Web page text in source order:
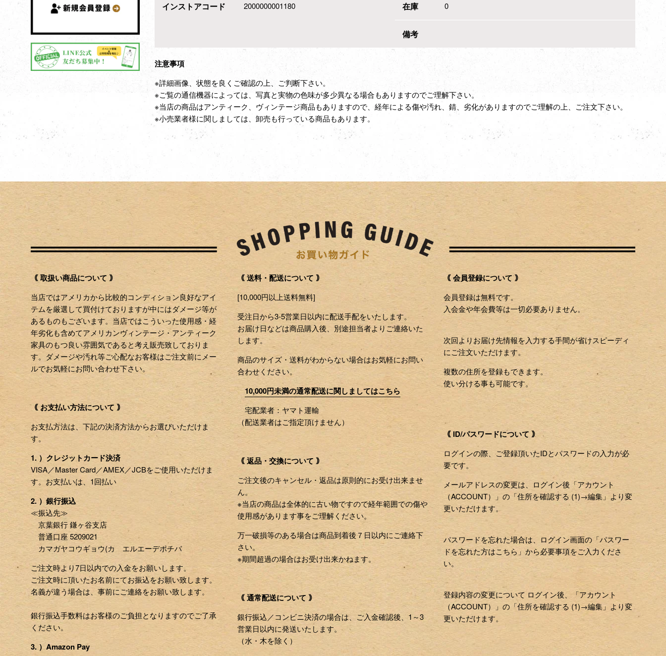
インストアコード 2000000001180 在庫 0
備考
注意事項
※詳細画像、状態を良くご確認の上、ご判断下さい。
※ご覧の通信機器によっては、写真と実物の色味が多少異なる場合もありますのでご理解下さい。
※当店の商品はアンティーク、ヴィンテージ商品もありますので、経年による傷や汚れ、錆、劣化がありますのでご理解の上、ご注文下さい。
※小売業者様に関しましては、卸売も行っている商品もあります。
｟ 取扱い商品について ｠
当店ではアメリカから比較的コンディション良好なアイ
テムを厳選して買付けておりますが中にはダメージ等が
あるものもございます。当店ではこういった使用感・経
年劣化も含めてアメリカンヴィンテージ・アンティーク
家具のもつ良い雰囲気であると考え販売致しておりま
す。ダメージや汚れ等ご心配なお客様はご注文前にメー
ルでお気軽にお問い合わせ下さい。
｟ お支払い方法について ｠
お支払方法は、下記の決済方法からお選びいただけま
す。
1. ）クレジットカード決済
VISA／Master Card／AMEX／JCBをご使用いただけま
す。お支払いは、1回払い
2. ）銀行振込
≪振込先≫
京葉銀行 鎌ヶ谷支店
普通口座 5209021
カマガヤコウギョウ(カ エルエーデポチバ
ご注文時より7日以内での入金をお願いします。
ご注文時に頂いたお名前にてお振込をお願い致します。
名義が違う場合は、事前にご連絡をお願い致します。
銀行振込手数料はお客様のご負担となりますのでご了承
ください。
3. ）Amazon Pay
｟ 送料・配送について ｠
[10,000円以上送料無料]
受注日から3-5営業日以内に配送手配をいたします。
お届け日などは商品購入後、別途担当者よりご連絡いた
します。
商品のサイズ・送料がわからない場合はお気軽にお問い
合わせください。
10,000円未満の通常配送に関しましてはこちら
宅配業者：ヤマト運輸
（配送業者はご指定頂けません）
｟ 返品・交換について ｠
ご注文後のキャンセル・返品は原則的にお受け出来ませ
ん。
※当店の商品は全体的に古い物ですので経年範囲での傷や
使用感があります事をご理解ください。
万一破損等のある場合は商品到着後７日以内にご連絡下
さい。
※期間超過の場合はお受け出来かねます。
｟ 通常配送について ｠
銀行振込／コンビニ決済の場合は、ご入金確認後、1～3
営業日以内に発送いたします。
（水・木を除く）
｟ 会員登録について ｠
会員登録は無料です。
入会金や年会費等は一切必要ありません。
次回よりお届け先情報を入力する手間が省けスピーディ
にご注文いただけます。
複数の住所を登録もできます。
使い分ける事も可能です。
｟ ID/パスワードについて ｠
ログインの際、ご登録頂いたIDとパスワードの入力が必
要です。
メールアドレスの変更は、ログイン後「アカウント
（ACCOUNT）」の「住所を確認する (1)→編集」より変
更いただけます。
パスワードを忘れた場合は、ログイン画面の「パスワー
ドを忘れた方はこちら」から必要事項をご入力くださ
い。
登録内容の変更について ログイン後、「アカウント
（ACCOUNT）」の「住所を確認する (1)→編集」より変
更いただけます。